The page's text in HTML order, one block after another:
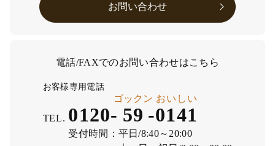
お問い合わせ
電話/FAXでのお問い合わせはこちら
お客様専用電話
TEL. 0120- 59
ゴックン
-0141
おいしい
受付時間： 平日/8:40～20:00